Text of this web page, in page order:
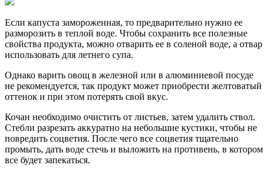
Если капуста замороженная, то предварительно нужно ее
разморозить в теплой воде. Чтобы сохранить все полезные
свойства продукта, можно отварить ее в соленой воде, а отвар
использовать для летнего супа.
Однако варить овощ в железной или в алюминиевой посуде
не рекомендуется, так продукт может приобрести желтоватый
оттенок и при этом потерять свой вкус.
Кочан необходимо очистить от листьев, затем удалить ствол.
Стебли разрезать аккуратно на небольшие кустики, чтобы не
повредить соцветия. После чего все соцветия тщательно
промыть, дать воде стечь и выложить на противень, в котором
все будет запекаться.